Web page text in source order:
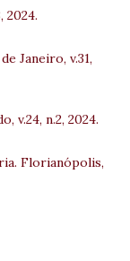
2024.
Janeiro, v.31,
v.24, n.2, 2024.
Florianópolis,